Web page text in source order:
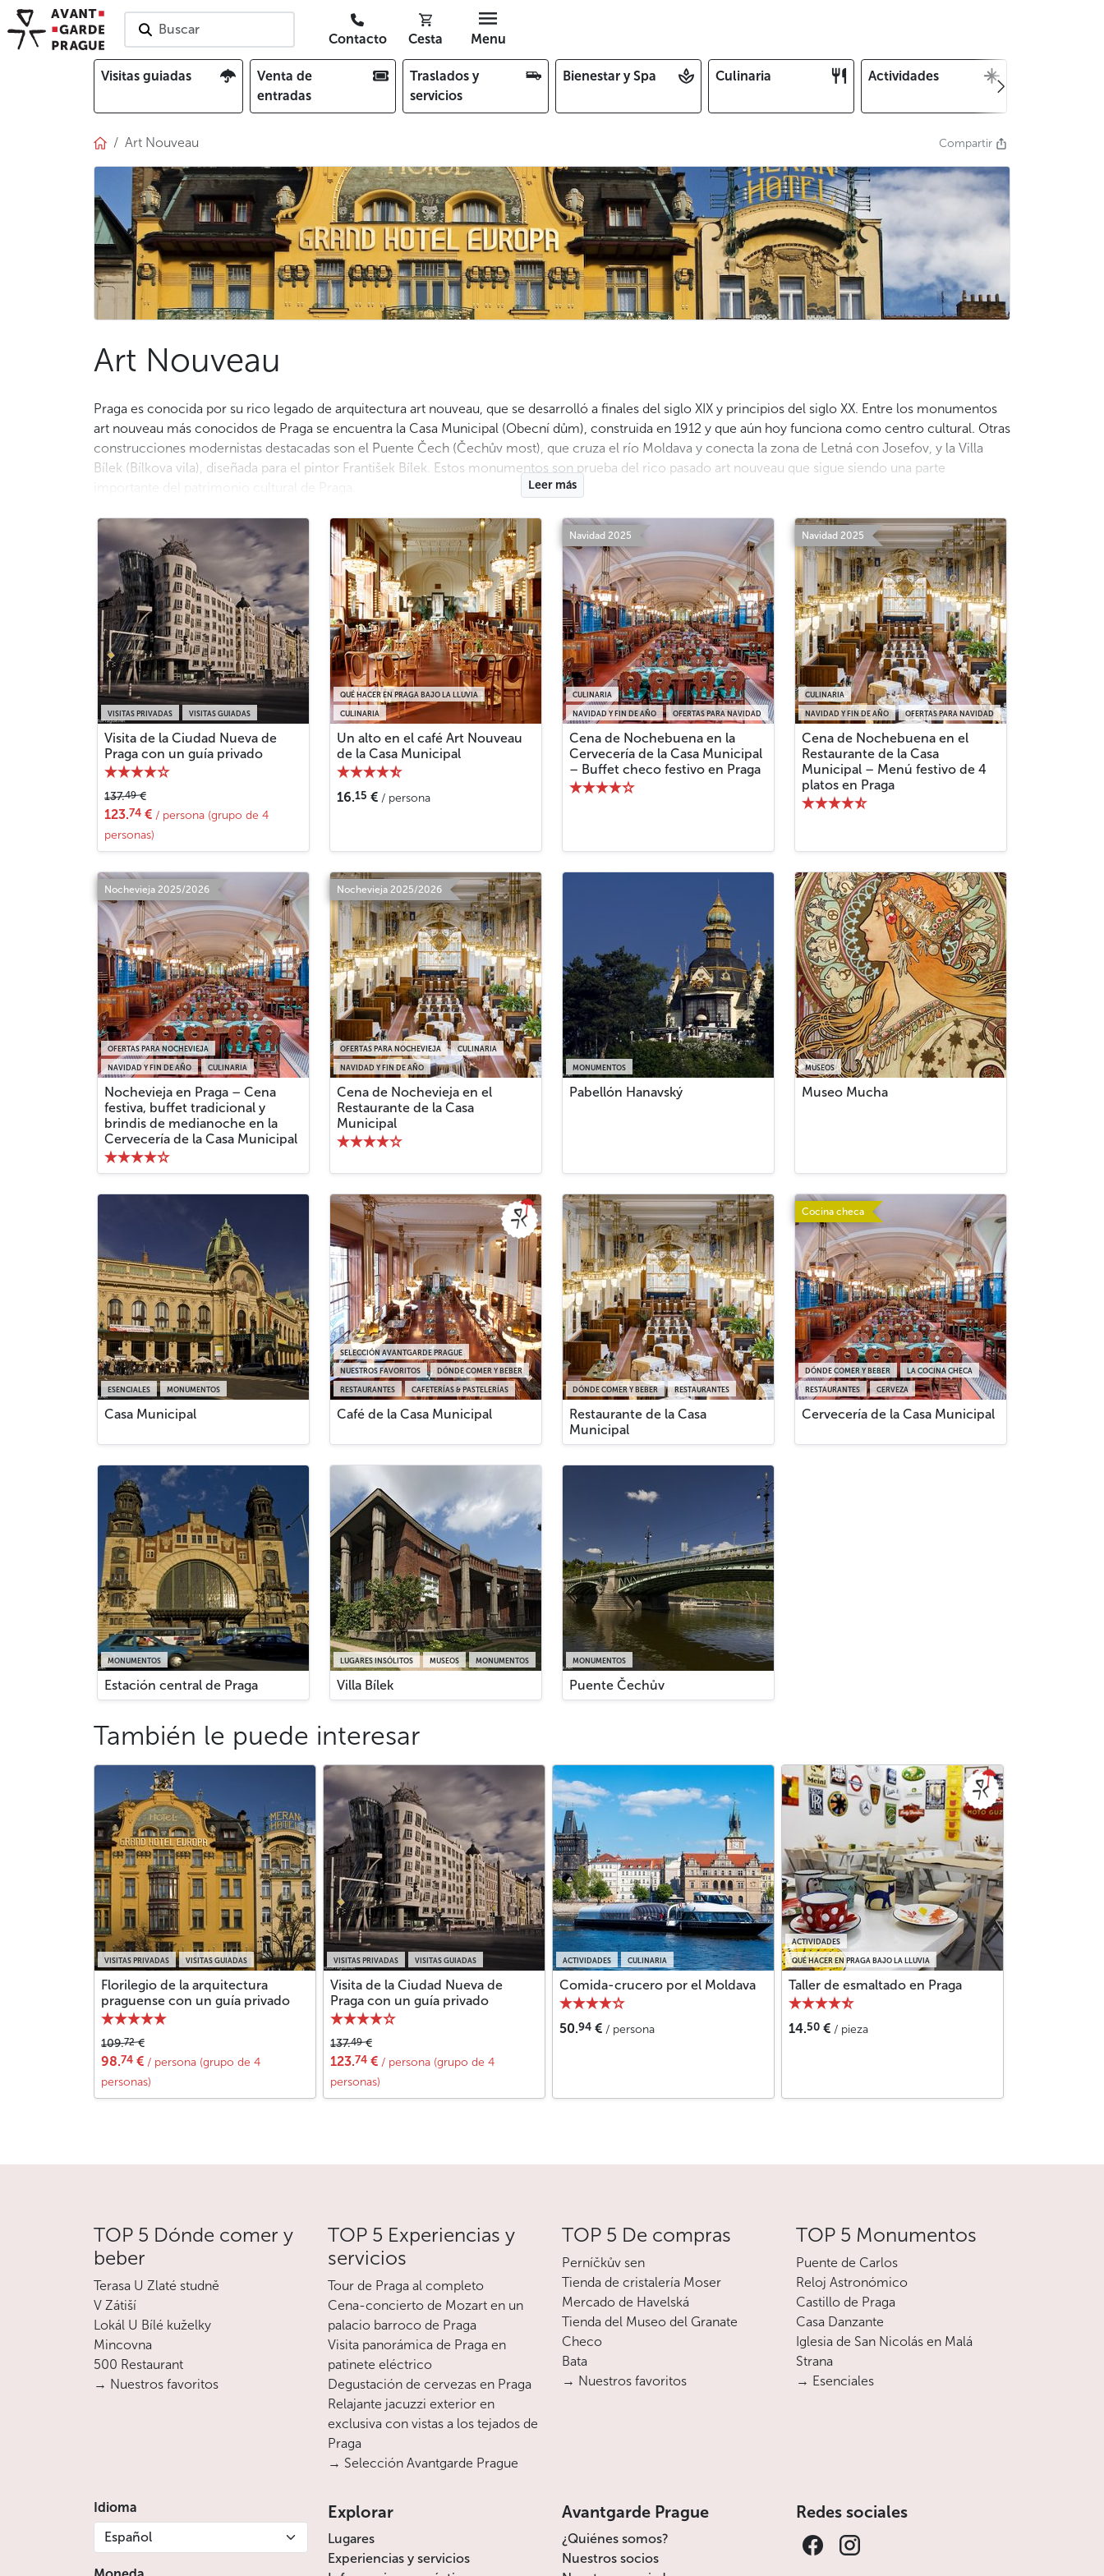
Buscar
Contacto Cesta Menu
Visitas guiadas
Venta de
entradas
Traslados y
servicios
Bienestar y Spa Culinaria Actividades
Art Nouveau Compartir
Art Nouveau
Praga es conocida por su rico legado de arquitectura art nouveau, que se desarrolló a finales del siglo XIX y principios del siglo XX. Entre los monumentos
art nouveau más conocidos de Praga se encuentra la Casa Municipal (Obecní dům), construida en 1912 y que aún hoy funciona como centro cultural. Otras
construcciones modernistas destacadas son el Puente Čech (Čechův most), que cruza el río Moldava y conecta la zona de Letná con Josefov, y la Villa
Bílek (Bílkova vila), diseñada para el pintor František Bílek. Estos monumentos son prueba del rico pasado art nouveau que sigue siendo una parte
importante del patrimonio cultural de Praga.
Leer más
VISITAS PRIVADAS VISITAS GUIADAS
Visita de la Ciudad Nueva de
Praga con un guía privado
137.49€
123.74 € / persona (grupo de 4
personas)
CULINARIA
QUÉ HACER EN PRAGA BAJO LA LLUVIA
Un alto en el café Art Nouveau
de la Casa Municipal
16.15 € / persona
Navidad 2025
NAVIDAD Y FIN DE AÑO OFERTAS PARA NAVIDAD
CULINARIA
Cena de Nochebuena en la
Cervecería de la Casa Municipal
– Buffet checo festivo en Praga
Navidad 2025
NAVIDAD Y FIN DE AÑO OFERTAS PARA NAVIDAD
CULINARIA
Cena de Nochebuena en el
Restaurante de la Casa
Municipal – Menú festivo de 4
platos en Praga
Nochevieja 2025/2026
NAVIDAD Y FIN DE AÑO CULINARIA
OFERTAS PARA NOCHEVIEJA
Nochevieja en Praga – Cena
festiva, buffet tradicional y
brindis de medianoche en la
Cervecería de la Casa Municipal
Nochevieja 2025/2026
NAVIDAD Y FIN DE AÑO
OFERTAS PARA NOCHEVIEJA CULINARIA
Cena de Nochevieja en el
Restaurante de la Casa
Municipal
MONUMENTOS
Pabellón Hanavský
MUSEOS
Museo Mucha
ESENCIALES MONUMENTOS
Casa Municipal
RESTAURANTES CAFETERÍAS & PASTELERÍAS
NUESTROS FAVORITOS DÓNDE COMER Y BEBER
SELECCIÓN AVANTGARDE PRAGUE
Café de la Casa Municipal
DÓNDE COMER Y BEBER RESTAURANTES
Restaurante de la Casa
Municipal
Cocina checa
RESTAURANTES CERVEZA
DÓNDE COMER Y BEBER LA COCINA CHECA
Cervecería de la Casa Municipal
MONUMENTOS
Estación central de Praga
LUGARES INSÓLITOS MUSEOS MONUMENTOS
Villa Bílek
MONUMENTOS
Puente Čechův
También le puede interesar
VISITAS PRIVADAS VISITAS GUIADAS
Florilegio de la arquitectura
praguense con un guía privado
109.72€
98.74 € / persona (grupo de 4
personas)
VISITAS PRIVADAS VISITAS GUIADAS
Visita de la Ciudad Nueva de
Praga con un guía privado
137.49€
123.74 € / persona (grupo de 4
personas)
ACTIVIDADES CULINARIA
Comida-crucero por el Moldava
50.94 € / persona
QUÉ HACER EN PRAGA BAJO LA LLUVIA
ACTIVIDADES
Taller de esmaltado en Praga
14.50 € / pieza
TOP 5 Dónde comer y
beber
Terasa U Zlaté studně
V Zátiší
Lokál U Bílé kuželky
Mincovna
500 Restaurant
→ Nuestros favoritos
TOP 5 Experiencias y
servicios
Tour de Praga al completo
Cena-concierto de Mozart en un
palacio barroco de Praga
Visita panorámica de Praga en
patinete eléctrico
Degustación de cervezas en Praga
Relajante jacuzzi exterior en
exclusiva con vistas a los tejados de
Praga
→ Selección Avantgarde Prague
TOP 5 De compras
Perníčkův sen
Tienda de cristalería Moser
Mercado de Havelská
Tienda del Museo del Granate
Checo
Bata
→ Nuestros favoritos
TOP 5 Monumentos
Puente de Carlos
Reloj Astronómico
Castillo de Praga
Casa Danzante
Iglesia de San Nicolás en Malá
Strana
→ Esenciales
Idioma
Español
Explorar
Lugares
Experiencias y servicios
Avantgarde Prague
¿Quiénes somos?
Nuestros socios
Redes sociales